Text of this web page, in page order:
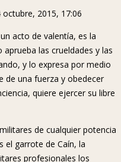
octubre, 2015, 17:06
acto de valentía, es la
las crueldades y las
y lo expresa por medio
de una fuerza y obedecer
quiere ejercer su libre
de cualquier potencia
el garrote de Caín, la
profesionales los